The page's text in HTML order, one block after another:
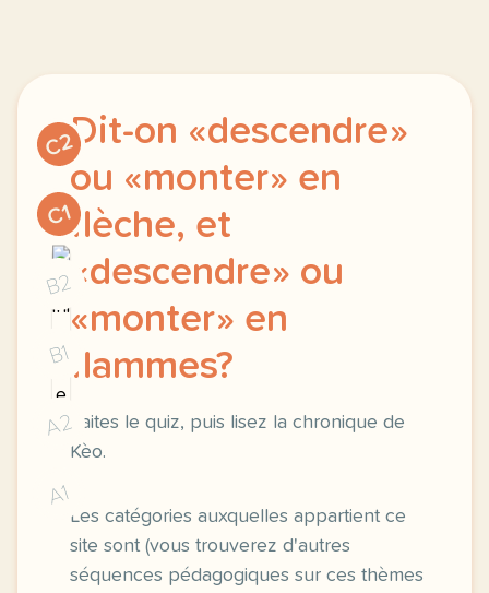
C2
C1
B2
B1
A2
A1
Dit-on «descendre»
ou «monter» en
flèche, et
«descendre» ou
«monter» en
flammes?
Faites le quiz, puis lisez la chronique de
Kèo.
Les catégories auxquelles appartient ce
site sont (vous trouverez d'autres
séquences pédagogiques sur ces thèmes